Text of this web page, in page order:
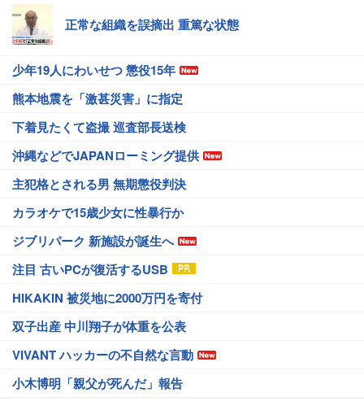
正常な組織を誤摘出 重篤な状態
少年19人にわいせつ 懲役15年
熊本地震を「激甚災害」に指定
下着見たくて盗撮 巡査部長送検
沖縄などでJAPANローミング提供
主犯格とされる男 無期懲役判決
カラオケで15歳少女に性暴行か
ジブリパーク 新施設が誕生へ
注目 古いPCが復活するUSB
HIKAKIN 被災地に2000万円を寄付
双子出産 中川翔子が体重を公表
VIVANT ハッカーの不自然な言動
小木博明「親父が死んだ」報告